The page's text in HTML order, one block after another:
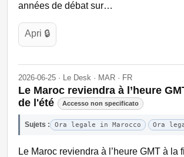
années de débat sur…
Apri 🔒
2026-06-25 · Le Desk · MAR · FR
Le Maroc reviendra à l’heure
de l'été
Accesso non specificato
Sujets : Ora legale in Marocco Ora
Le Maroc reviendra à l’heure GMT à la